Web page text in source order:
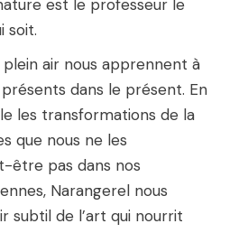
est le professeur le
soit.
air nous apprennent à
dans le présent. En
les transformations de la
que nous ne les
être pas dans nos
Narangerel nous
subtil de l’art qui nourrit